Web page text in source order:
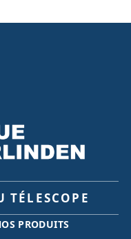
TÉLESCOPE
PRODUITS